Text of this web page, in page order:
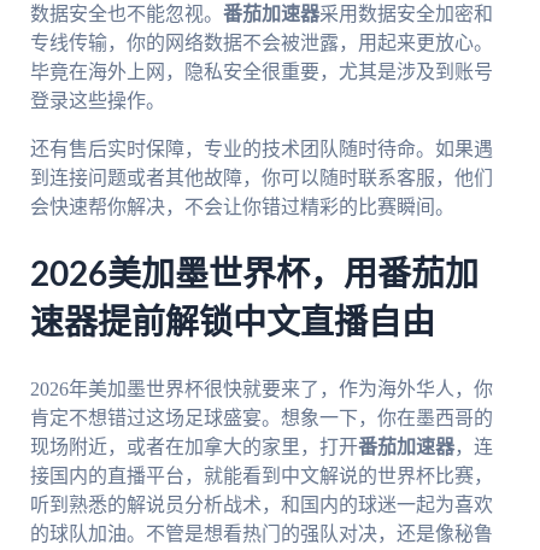
数据安全也不能忽视。 番茄加速器采用数据安全加密和
专线传输，你的网络数据不会被泄露，用起来更放心。
毕竟在海外上网，隐私安全很重要，尤其是涉及到账号
登录这些操作。
还有售后实时保障，专业的技术团队随时待命。如果遇
到连接问题或者其他故障，你可以随时联系客服，他们
会快速帮你解决，不会让你错过精彩的比赛瞬间。
2026美加墨世界杯，用番茄加
速器提前解锁中文直播自由
2026年美加墨世界杯很快就要来了，作为海外华人，你
肯定不想错过这场足球盛宴。想象一下，你在墨西哥的
现场附近，或者在加拿大的家里，打开番茄加速器，连
接国内的直播平台，就能看到中文解说的世界杯比赛，
听到熟悉的解说员分析战术，和国内的球迷一起为喜欢
的球队加油。不管是想看热门的强队对决，还是像秘鲁